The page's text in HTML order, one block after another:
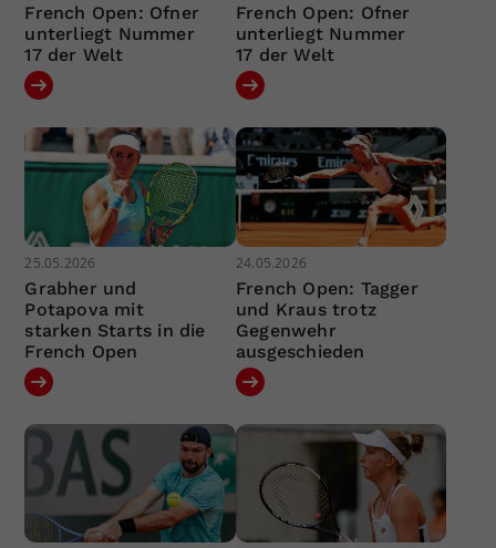
French Open: Ofner
unterliegt Nummer
17 der Welt
French Open: Ofner
unterliegt Nummer
17 der Welt
25.05.2026
Grabher und
Potapova mit
starken Starts in die
French Open
24.05.2026
French Open: Tagger
und Kraus trotz
Gegenwehr
ausgeschieden